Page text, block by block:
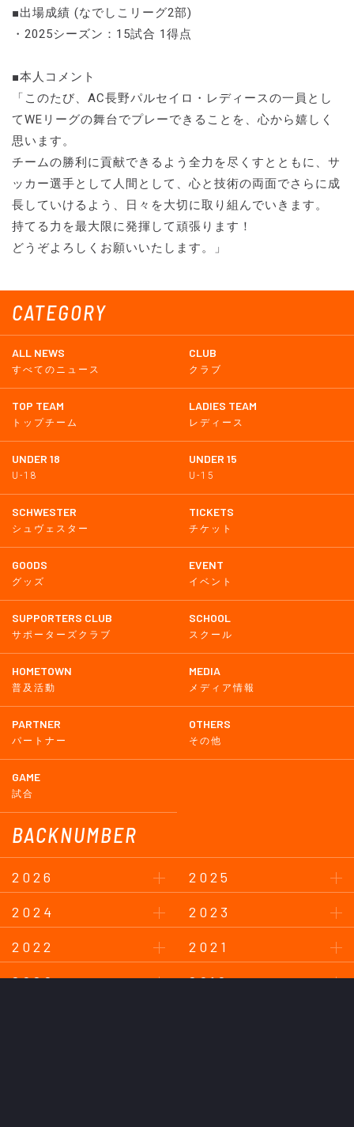
CATEGORY
ALL NEWS
すべてのニュース
CLUB
クラブ
TOP TEAM
トップチーム
LADIES TEAM
レディース
UNDER 18
U-18
UNDER 15
U-15
SCHWESTER
シュヴェスター
TICKETS
チケット
GOODS
グッズ
EVENT
イベント
SUPPORTERS CLUB
サポーターズクラブ
SCHOOL
スクール
HOMETOWN
普及活動
MEDIA
メディア情報
PARTNER
パートナー
OTHERS
その他
GAME
試合
BACKNUMBER
2026
2025
2024
2023
2022
2021
2020
2019
■出場成績 (なでしこリーグ2部)
・2025シーズン：15試合 1得点
■本人コメント
「このたび、AC長野パルセイロ・レディースの一員とし
てWEリーグの舞台でプレーできることを、心から嬉しく
思います。
チームの勝利に貢献できるよう全力を尽くすとともに、サ
ッカー選手として人間として、心と技術の両面でさらに成
長していけるよう、日々を大切に取り組んでいきます。
持てる力を最大限に発揮して頑張ります！
どうぞよろしくお願いいたします。」